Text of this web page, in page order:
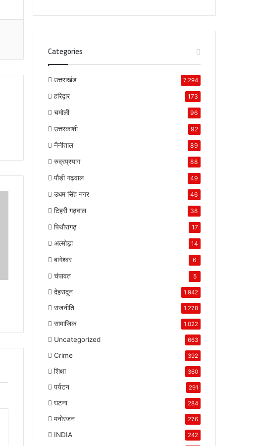
Categories
उत्तराखंड 7,294
हरिद्वार 173
चमोली 96
उत्तरकाशी 92
नैनीताल 89
रुद्रप्रयाग 88
पौड़ी गढ़वाल 49
उधम सिंह नगर 46
टिहरी गढ़वाल 38
पिथौरागढ़ 17
अल्मोड़ा 14
बागेश्वर 6
चंपावत 5
देहरादून 1,942
राजनीति 1,278
सामाजिक 1,022
Uncategorized 663
Crime 392
शिक्षा 360
पर्यटन 291
घटना 284
मनोरंजन 276
INDIA 242